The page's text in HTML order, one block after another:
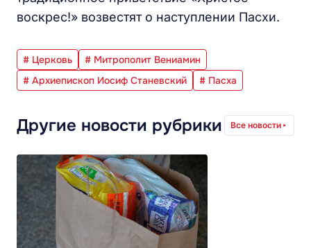
воскрес!» возвестят о наступлении Пасхи.
# Церковь
# Митрополит Вениамин
# Архиепископ Иосиф Станевский
# Пасха
Другие новости рубрики Все новости